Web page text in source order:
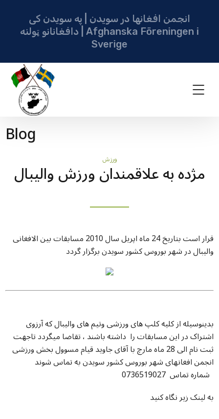
انجمن افغانها در سویدن | په سویدن کی
دافغانانو ټولنه | Afghanska Föreningen i
Sverige
Blog
ورزش
مژده به علاقمندان ورزش واليبال
قرار است بتاریخ 24 ماه اپریل سال 2010 مسابقات بین الافغانی
والیبال در شهر بوروس کشور سويدن برگزار گردد
بدینوسیله از کلیه کلپ های ورزشی وتیم های والیبال که آرزوی
اشتراک در این مسابقات را داشته باشند ، تقاضا میگردد تاجهت
ثبت نام الی 28 ماه مارچ با آقای جاوید قیام مسوول بخش ورزشی
انجمن افغانهای شهر بوروس کشور سویدن به تماس شوند
به لينک زير نگاه کنيد